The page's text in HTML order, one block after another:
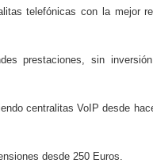
telefónicas con la mejor
prestaciones, sin
centralitas VoIP desde
desde 250 Euros.